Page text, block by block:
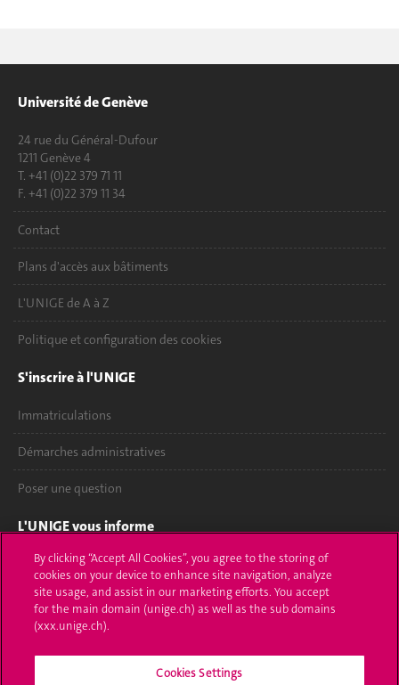
Université de Genève
24 rue du Général-Dufour
1211 Genève 4
T. +41 (0)22 379 71 11
F. +41 (0)22 379 11 34
Contact
Plans d'accès aux bâtiments
L'UNIGE de A à Z
Politique et configuration des cookies
S'inscrire à l'UNIGE
Immatriculations
Démarches administratives
Poser une question
L'UNIGE vous informe
UNIGE Mobile
Médias
Offres d'emploi
By clicking “Accept All Cookies”, you agree to the storing of
cookies on your device to enhance site navigation, analyze
site usage, and assist in our marketing efforts. You accept
for the main domain (unige.ch) as well as the sub domains
(xxx.unige.ch).
Cookies Settings